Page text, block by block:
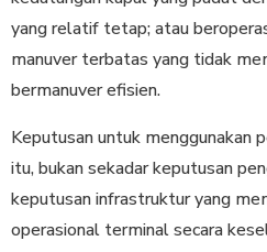
yang relatif tetap; atau
manuver terbatas yang tidak
bermanuver efisien.
Keputusan untuk menggunakan
itu, bukan sekadar keputusan
keputusan infrastruktur yang
operasional terminal secara